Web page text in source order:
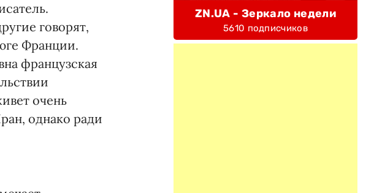
говорят,
Франции.
французская
очень
однако ради
ZN.UA - Зеркало недели
5610 подписчиков